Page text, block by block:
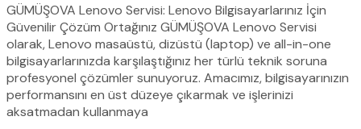
GÜMÜŞOVA Lenovo Servisi: Lenovo Bilgisayarlarınız İçin
Güvenilir Çözüm Ortağınız GÜMÜŞOVA Lenovo Servisi
olarak, Lenovo masaüstü, dizüstü (laptop) ve all-in-one
bilgisayarlarınızda karşılaştığınız her türlü teknik soruna
profesyonel çözümler sunuyoruz. Amacımız, bilgisayarınızın
performansını en üst düzeye çıkarmak ve işlerinizi
aksatmadan kullanmaya